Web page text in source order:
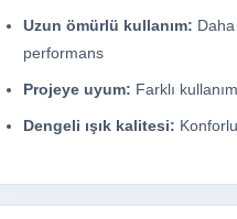
Uzun ömürlü kullanım:
performans
Projeye uyum: Farklı
Dengeli ışık kalitesi: